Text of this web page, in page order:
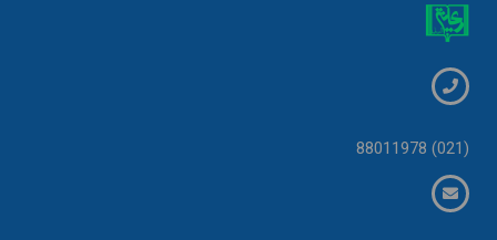
(021) 88011978